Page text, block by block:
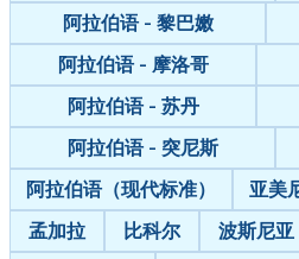
阿拉伯语 - 黎巴嫩
阿拉伯语 - 摩洛哥
阿拉伯语 - 苏丹
阿拉伯语 - 突尼斯
阿拉伯语（现代标准）
亚美
孟加拉
比科尔 波斯尼亚